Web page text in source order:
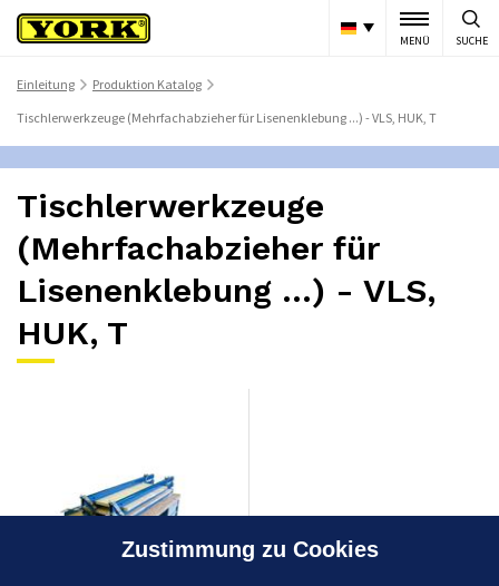
MENÜ SUCHE
Einleitung >Produktion Katalog
Tischlerwerkzeuge (Mehrfachabzieher für Lisenenklebung ...) - VLS, HUK, T
Tischlerwerkzeuge
(Mehrfachabzieher für
Lisenenklebung ...) - VLS,
HUK, T
Zustimmung zu Cookies